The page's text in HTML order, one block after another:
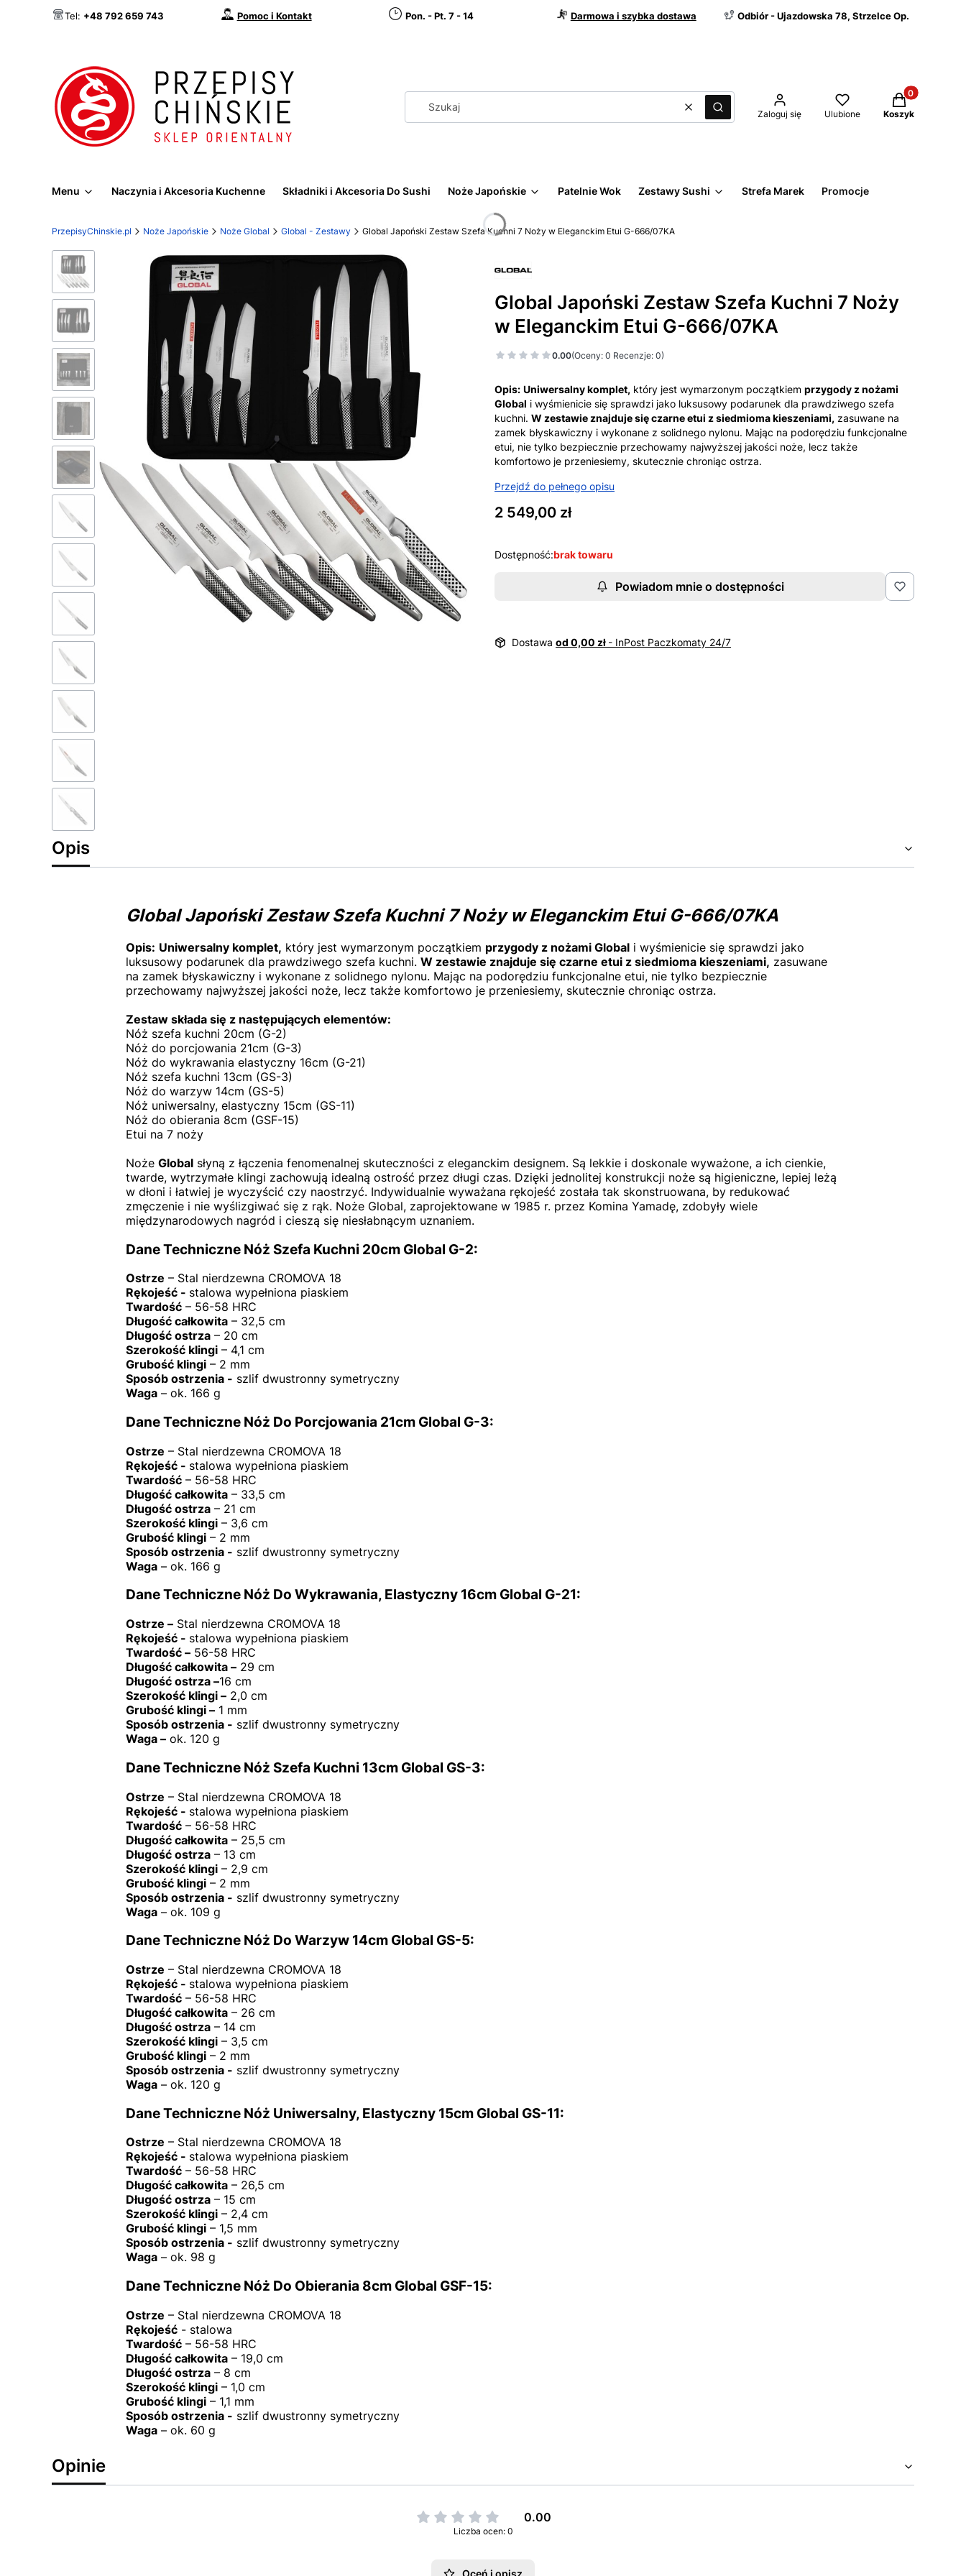
Tel: +48 792 659 743 Pomoc i Kontakt Pon. - Pt. 7 - 14 Darmowa i szybka dostawa Odbiór - Ujazdowska 78, Strzelce Op.
WyczyśćSzukaj Zaloguj się Ulubione
Produkty w
Koszyk
Menu Naczynia i Akcesoria Kuchenne Składniki i Akcesoria Do Sushi Noże Japońskie Patelnie Wok Zestawy Sushi Strefa Marek Promocje
PrzepisyChinskie.pl Noże Japońskie Noże Global Global - Zestawy Global Japoński Zestaw Szefa Kuchni 7 Noży w Eleganckim Etui G-666/07KA
Global Japoński Zestaw Szefa Kuchni 7 Noży
w Eleganckim Etui G-666/07KA
0.00(Oceny: 0 Recenzje: 0)
Opis: Uniwersalny komplet, który jest wymarzonym początkiem przygody z nożami
Global i wyśmienicie się sprawdzi jako luksusowy podarunek dla prawdziwego szefa
kuchni. W zestawie znajduje się czarne etui z siedmioma kieszeniami, zasuwane na
zamek błyskawiczny i wykonane z solidnego nylonu. Mając na podorędziu funkcjonalne
etui, nie tylko bezpiecznie przechowamy najwyższej jakości noże, lecz także
komfortowo je przeniesiemy, skutecznie chroniąc ostrza.
Przejdź do pełnego opisu
Cena
2 549,00 zł
Dostępność:brak towaru
Powiadom mnie o dostępności
Dostawa od 0,00 zł - InPost Paczkomaty 24/7
Opis
Global Japoński Zestaw Szefa Kuchni 7 Noży w Eleganckim Etui G-666/07KA
Opis: Uniwersalny komplet, który jest wymarzonym początkiem przygody z nożami Globali wyśmienicie się sprawdzi jako
luksusowy podarunek dla prawdziwego szefa kuchni. W zestawie znajduje się czarne etui z siedmioma kieszeniami, zasuwane
na zamek błyskawiczny i wykonane z solidnego nylonu. Mając na podorędziu funkcjonalne etui, nie tylko bezpiecznie
przechowamy najwyższej jakości noże, lecz także komfortowo je przeniesiemy, skutecznie chroniąc ostrza.
Zestaw składa się z następujących elementów:
Nóż szefa kuchni 20cm (G-2)
Nóż do porcjowania 21cm (G-3)
Nóż do wykrawania elastyczny 16cm (G-21)
Nóż szefa kuchni 13cm (GS-3)
Nóż do warzyw 14cm (GS-5)
Nóż uniwersalny, elastyczny 15cm (GS-11)
Nóż do obierania 8cm (GSF-15)
Etui na 7 noży
Noże Globalsłyną z łączenia fenomenalnej skuteczności z eleganckim designem. Są lekkie i doskonale wyważone, a ich cienkie,
twarde, wytrzymałe klingi zachowują idealną ostrość przez długi czas. Dzięki jednolitej konstrukcji noże są higieniczne, lepiej leżą
w dłoni i łatwiej je wyczyścić czy naostrzyć. Indywidualnie wyważana rękojeść została tak skonstruowana, by redukować
zmęczenie i nie wyślizgiwać się z rąk. Noże Global, zaprojektowane w 1985 r. przez Komina Yamadę, zdobyły wiele
międzynarodowych nagród i cieszą się niesłabnącym uznaniem.
Dane Techniczne Nóż Szefa Kuchni 20cm Global G-2:
Ostrze – Stal nierdzewna CROMOVA 18
Rękojeść - stalowa wypełniona piaskiem
Twardość– 56-58 HRC
Długość całkowita– 32,5 cm
Długość ostrza– 20 cm
Szerokość klingi– 4,1 cm
Grubość klingi– 2 mm
Sposób ostrzenia - szlif dwustronny symetryczny
Waga– ok. 166 g
Dane Techniczne Nóż Do Porcjowania 21cm Global G-3:
Ostrze – Stal nierdzewna CROMOVA 18
Rękojeść - stalowa wypełniona piaskiem
Twardość– 56-58 HRC
Długość całkowita– 33,5 cm
Długość ostrza– 21 cm
Szerokość klingi– 3,6 cm
Grubość klingi– 2 mm
Sposób ostrzenia - szlif dwustronny symetryczny
Waga– ok. 166 g
Dane Techniczne Nóż Do Wykrawania, Elastyczny 16cm Global G-21:
Ostrze –Stal nierdzewna CROMOVA 18
Rękojeść - stalowa wypełniona piaskiem
Twardość –56-58 HRC
Długość całkowita –29 cm
Długość ostrza –16 cm
Szerokość klingi –2,0 cm
Grubość klingi –1 mm
Sposób ostrzenia - szlif dwustronny symetryczny
Waga –ok. 120 g
Dane Techniczne Nóż Szefa Kuchni 13cm Global GS-3:
Ostrze – Stal nierdzewna CROMOVA 18
Rękojeść - stalowa wypełniona piaskiem
Twardość– 56-58 HRC
Długość całkowita– 25,5 cm
Długość ostrza– 13 cm
Szerokość klingi– 2,9 cm
Grubość klingi– 2 mm
Sposób ostrzenia - szlif dwustronny symetryczny
Waga– ok. 109 g
Dane Techniczne Nóż Do Warzyw 14cm Global GS-5:
Ostrze – Stal nierdzewna CROMOVA 18
Rękojeść - stalowa wypełniona piaskiem
Twardość– 56-58 HRC
Długość całkowita– 26 cm
Długość ostrza– 14 cm
Szerokość klingi– 3,5 cm
Grubość klingi– 2 mm
Sposób ostrzenia - szlif dwustronny symetryczny
Waga– ok. 120 g
Dane Techniczne Nóż Uniwersalny, Elastyczny 15cm Global GS-11:
Ostrze – Stal nierdzewna CROMOVA 18
Rękojeść - stalowa wypełniona piaskiem
Twardość– 56-58 HRC
Długość całkowita– 26,5 cm
Długość ostrza– 15 cm
Szerokość klingi– 2,4 cm
Grubość klingi– 1,5 mm
Sposób ostrzenia - szlif dwustronny symetryczny
Waga– ok. 98 g
Dane Techniczne Nóż Do Obierania 8cm Global GSF-15:
Ostrze – Stal nierdzewna CROMOVA 18
Rękojeść- stalowa
Twardość– 56-58 HRC
Długość całkowita– 19,0 cm
Długość ostrza– 8 cm
Szerokość klingi– 1,0 cm
Grubość klingi– 1,1 mm
Sposób ostrzenia - szlif dwustronny symetryczny
Waga– ok. 60 g
Opinie
0.00
Liczba ocen: 0
Oceń i opisz